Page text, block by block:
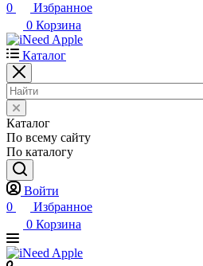
0
Избранное
0 Корзина
Каталог
Каталог
По всему сайту
По каталогу
Войти
0
Избранное
0 Корзина